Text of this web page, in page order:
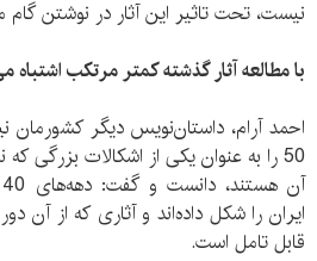
نیست، تحت تاثیر این آثار در نوشتن گام
با مطالعه آثار گذشته کمتر مرتکب
50 را به عنوان یکی از اشکالات بزرگی
ایران را شکل داده‌اند و آثاری که از آن
قابل تامل است.